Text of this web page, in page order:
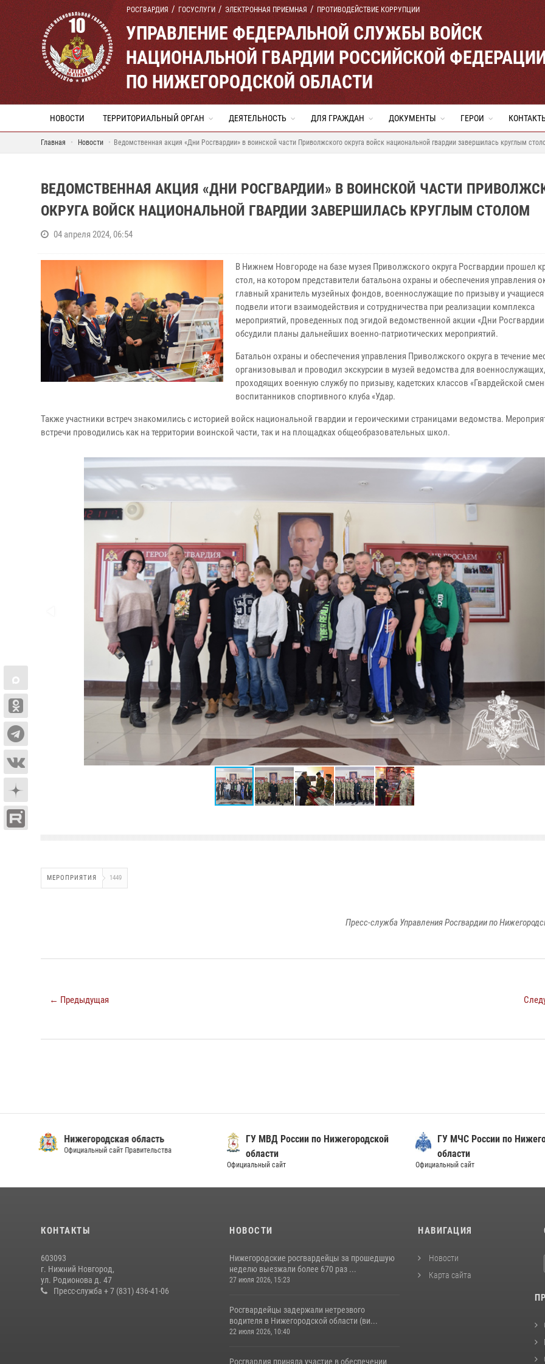
РОСГВАРДИЯ ГОСУСЛУГИ ЭЛЕКТРОННАЯ ПРИЕМНАЯ ПРОТИВОДЕЙСТВИЕ КОРРУПЦИИ
УПРАВЛЕНИЕ ФЕДЕРАЛЬНОЙ СЛУЖБЫ ВОЙСК
НАЦИОНАЛЬНОЙ ГВАРДИИ РОССИЙСКОЙ
ПО НИЖЕГОРОДСКОЙ ОБЛАСТИ
НОВОСТИ ТЕРРИТОРИАЛЬНЫЙ ОРГАН ДЕЯТЕЛЬНОСТЬ ДЛЯ ГРАЖДАН ДОКУМЕНТЫ ГЕРОИ
Главная Новости Ведомственная акция «Дни Росгвардии» в воинской части Приволжского округа войск национальной гвардии завершилась круглым
ВЕДОМСТВЕННАЯ АКЦИЯ «ДНИ РОСГВАРДИИ» В ВОИНСКОЙ ЧАСТИ
ОКРУГА ВОЙСК НАЦИОНАЛЬНОЙ ГВАРДИИ ЗАВЕРШИЛАСЬ КРУГЛЫМ СТОЛОМ
04 апреля 2024, 06:54
В Нижнем Новгороде на базе музея Приволжского округа Росгвардии прошел
стол, на котором представители батальона охраны и обеспечения управления
главный хранитель музейных фондов, военнослужащие по призыву и
подвели итоги взаимодействия и сотрудничества при реализации комплекса
мероприятий, проведенных под эгидой ведомственной акции «Дни
обсудили планы дальнейших военно-патриотических мероприятий.
Батальон охраны и обеспечения управления Приволжского округа в течение
организовывал и проводил экскурсии в музей ведомства для военнослужащих,
проходящих военную службу по призыву, кадетских классов «Гвардейской
воспитанников спортивного клуба «Удар.
Также участники встреч знакомились с историей войск национальной гвардии и героическими страницами ведомства.
встречи проводились как на территории воинской части, так и на площадках общеобразовательных школ.
МЕРОПРИЯТИЯ 1449
Пресс-служба Управления Росгвардии по
← Предыдущая
Нижегородская область
Официальный сайт Правительства
ГУ МВД России по Нижегородской
области
Официальный сайт
ГУ МЧС России по
области
Официальный сайт
КОНТАКТЫ
603093
г. Нижний Новгород,
ул. Родионова д. 47
Пресс-служба + 7 (831) 436-41-06
НОВОСТИ
Нижегородские росгвардейцы за прошедшую
неделю выезжали более 670 раз ...
27 июля 2026, 15:23
Росгвардейцы задержали нетрезвого
водителя в Нижегородской области (ви...
22 июля 2026, 10:40
Росгвардия приняла участие в обеспечении
НАВИГАЦИЯ
Новости
Карта сайта